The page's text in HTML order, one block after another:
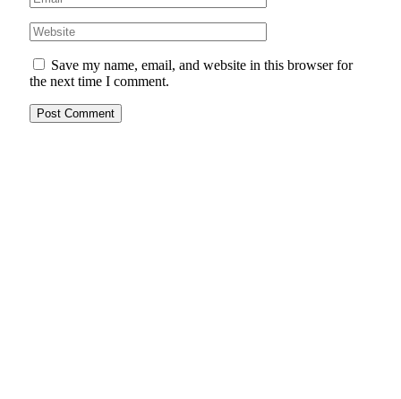
Save my name, email, and website in this browser for
the next time I comment.